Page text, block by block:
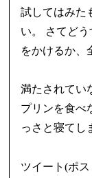
試してはみた
い。 さてど
をかけるか、
満たされてい
プリンを食べ
っさと寝てし
ツイート(ポ